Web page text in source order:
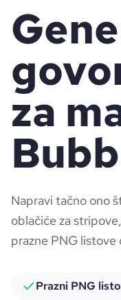
za
Napravi tačno ono
oblačiće za
prazne PNG listove
Prazni PNG